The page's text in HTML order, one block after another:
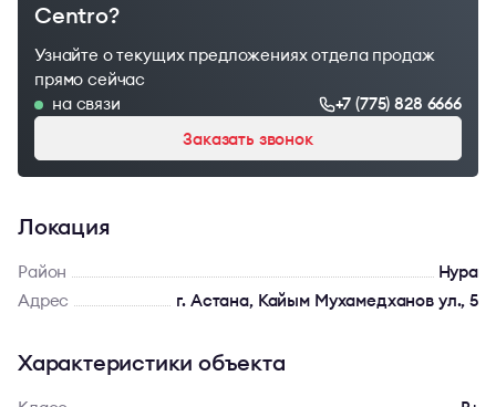
Centro?
Узнайте о текущих предложениях отдела продаж
прямо сейчас
на связи
+7 (775) 828 6666
Заказать звонок
Локация
Район
Нура
Адрес
г. Астана, Кайым Мухамедханов ул., 5
Характеристики объекта